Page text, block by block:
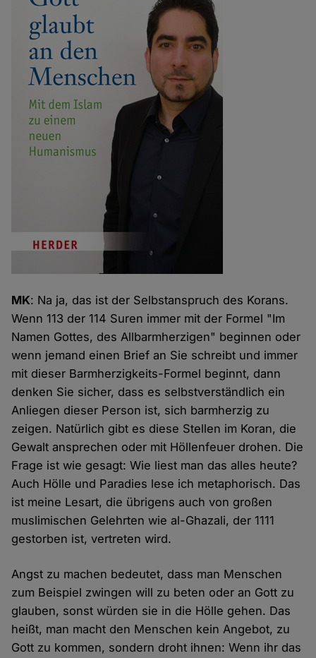
MK: Na ja, das ist der Selbstanspruch des Korans.
Wenn 113 der 114 Suren immer mit der Formel "Im
Namen Gottes, des Allbarmherzigen" beginnen oder
wenn jemand einen Brief an Sie schreibt und immer
mit dieser Barmherzigkeits-Formel beginnt, dann
denken Sie sicher, dass es selbstverständlich ein
Anliegen dieser Person ist, sich barmherzig zu
zeigen. Natürlich gibt es diese Stellen im Koran, die
Gewalt ansprechen oder mit Höllenfeuer drohen. Die
Frage ist wie gesagt: Wie liest man das alles heute?
Auch Hölle und Paradies lese ich metaphorisch. Das
ist meine Lesart, die übrigens auch von großen
muslimischen Gelehrten wie al-Ghazali, der 1111
gestorben ist, vertreten wird.
Angst zu machen bedeutet, dass man Menschen
zum Beispiel zwingen will zu beten oder an Gott zu
glauben, sonst würden sie in die Hölle gehen. Das
heißt, man macht den Menschen kein Angebot, zu
Gott zu kommen, sondern droht ihnen: Wenn ihr das